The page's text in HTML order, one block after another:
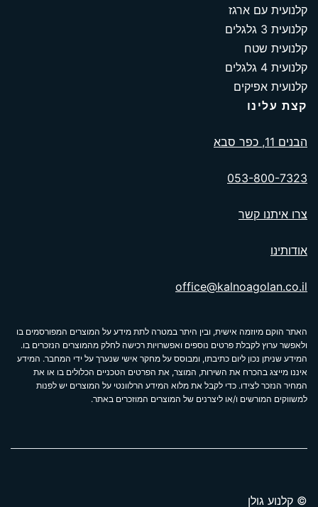
קלנועית עם ארגז
קלנועית 3 גלגלים
קלנועית שטח
קלנועית 4 גלגלים
קלנועית אפיקים
קצת עלינו
הבנים 11, כפר סבא
053-800-7323
צרו איתנו קשר
אודותינו
office@kalnoagolan.co.il
האתר הוקם מיוזמה אישית, ובין היתר במטרה לתת מידע על המוצרים המפורסמים בו
ולאפשר ערוץ לקבלת פרטים נוספים ואפשרויות רכישה לחלק מהמוצרים הנזכרים בו.
המידע שניתן נכון ליום כתיבתו, ומבוסס על מחקר אישי שנערך על ידי המחבר. המידע
איננו מייצג בהכרח את השירות, המוצר, את הפרטים הטכניים הכלולים בו או את
המחיר הנזכר לצידו. כדי לקבל את מלוא המידע הרלוונטי על המוצרים יש לפנות
למשווקים המורשים ו/או ליצרנים של המוצרים המוזכרים באתר.
© קלנוע גולן